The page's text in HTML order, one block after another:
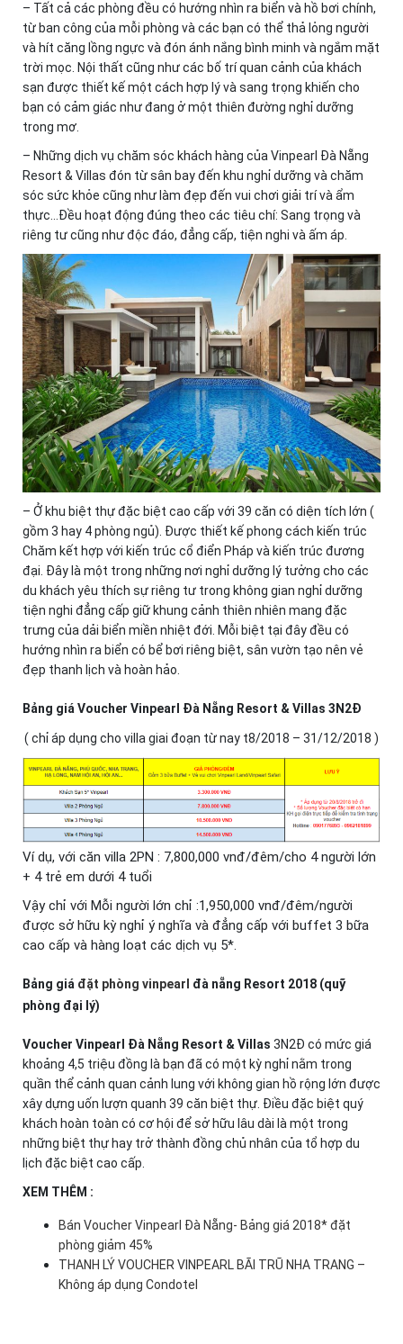
– Tất cả các phòng đều có hướng nhìn ra biển và hồ bơi chính,
từ ban công của mỗi phòng và các bạn có thể thả lỏng người
và hít căng lồng ngực và đón ánh nắng bình minh và ngắm mặt
trời mọc. Nội thất cũng như các bố trí quan cảnh của khách
sạn được thiết kế một cách hợp lý và sang trọng khiến cho
bạn có cảm giác như đang ở một thiên đường nghỉ dưỡng
trong mơ.
– Những dịch vụ chăm sóc khách hàng của Vinpearl Đà Nẵng
Resort & Villas đón từ sân bay đến khu nghỉ dưỡng và chăm
sóc sức khỏe cũng như làm đẹp đến vui chơi giải trí và ẩm
thực…Đều hoạt động đúng theo các tiêu chí: Sang trọng và
riêng tư cũng như độc đáo, đẳng cấp, tiện nghi và ấm áp.
– Ở khu biệt thự đặc biệt cao cấp với 39 căn có diện tích lớn (
gồm 3 hay 4 phòng ngủ). Được thiết kế phong cách kiến trúc
Chăm kết hợp với kiến trúc cổ điển Pháp và kiến trúc đương
đại. Đây là một trong những nơi nghỉ dưỡng lý tưởng cho các
du khách yêu thích sự riêng tư trong không gian nghỉ dưỡng
tiện nghi đẳng cấp giữ khung cảnh thiên nhiên mang đặc
trưng của dải biển miền nhiệt đới. Mỗi biệt tại đây đều có
hướng nhìn ra biển có bể bơi riêng biệt, sân vườn tạo nên vẻ
đẹp thanh lịch và hoàn hảo.
Bảng giá Voucher Vinpearl Đà Nẵng Resort & Villas 3N2Đ
( chỉ áp dụng cho villa giai đoạn từ nay t8/2018 – 31/12/2018 )
Ví dụ, với căn villa 2PN : 7,800,000 vnđ/đêm/cho 4 người lớn
+ 4 trẻ em dưới 4 tuổi
Vậy chỉ với Mỗi người lớn chỉ :1,950,000 vnđ/đêm/người
được sở hữu kỳ nghỉ ý nghĩa và đẳng cấp với buffet 3 bữa
cao cấp và hàng loạt các dịch vụ 5*.
Bảng giá đặt phòng vinpearl đà nẵng Resort 2018 (quỹ
phòng đại lý)
Voucher Vinpearl Đà Nẵng Resort & Villas 3N2Đ có mức giá
khoảng 4,5 triệu đồng là bạn đã có một kỳ nghỉ nằm trong
quần thể cảnh quan cảnh lung với không gian hồ rộng lớn được
xây dựng uốn lượn quanh 39 căn biệt thự. Điều đặc biệt quý
khách hoàn toàn có cơ hội để sở hữu lâu dài là một trong
những biệt thự hay trở thành đồng chủ nhân của tổ hợp du
lịch đặc biệt cao cấp.
XEM THÊM :
Bán Voucher Vinpearl Đà Nẵng- Bảng giá 2018* đặt
phòng giảm 45%
THANH LÝ VOUCHER VINPEARL BÃI TRŨ NHA TRANG –
Không áp dụng Condotel